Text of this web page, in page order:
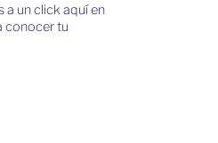
a un click aquí en
conocer tu